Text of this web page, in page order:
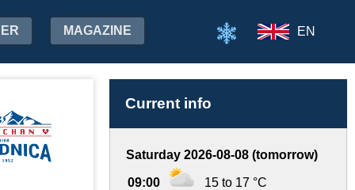
MAGAZINE EN
Current info
Saturday 2026-08-08 (tomorrow)
09:00 15 to 17 °C